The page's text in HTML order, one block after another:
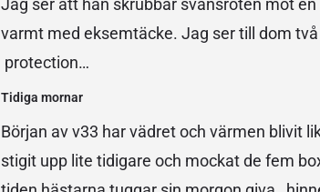
Jag ser att han skrubbar svansroten mot
varmt med eksemtäcke. Jag ser till dom
protection…
Tidiga mornar
Början av v33 har vädret och värmen blivit
stigit upp lite tidigare och mockat de fem